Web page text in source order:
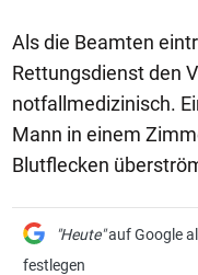
Als die Beamten
Rettungsdienst den
notfallmedizinisch.
Mann in einem
Blutflecken
"Heute"auf Google
festlegen